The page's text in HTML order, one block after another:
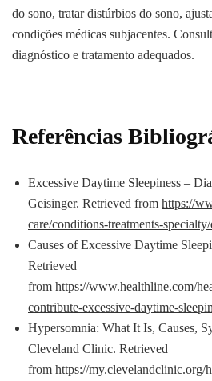
do sono, tratar distúrbios do sono,
condições médicas subjacentes.
diagnóstico e tratamento adequados.
Referências
Excessive Daytime Sleepiness –
Geisinger. Retrieved from https://
care/conditions-treatments-
Causes of Excessive Daytime
Retrieved
from https://www.healthline.com/
contribute-excessive-daytime-
Hypersomnia: What It Is, Causes,
Cleveland Clinic. Retrieved
from https://my.clevelandclinic.org/